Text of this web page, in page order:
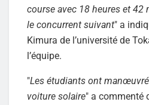
course avec 18 heures et 42
le concurrent suivant" a
Kimura de l’université de
l’équipe.
"Les étudiants ont
voiture solaire" a commenté